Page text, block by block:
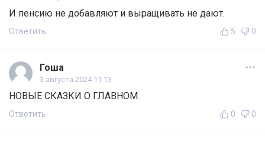
И пенсию не добавляют и выращивать не дают.
Ответить 5 0
Гоша
3 августа 2024 11:13
НОВЫЕ СКАЗКИ О ГЛАВНОМ.
Ответить 0 0